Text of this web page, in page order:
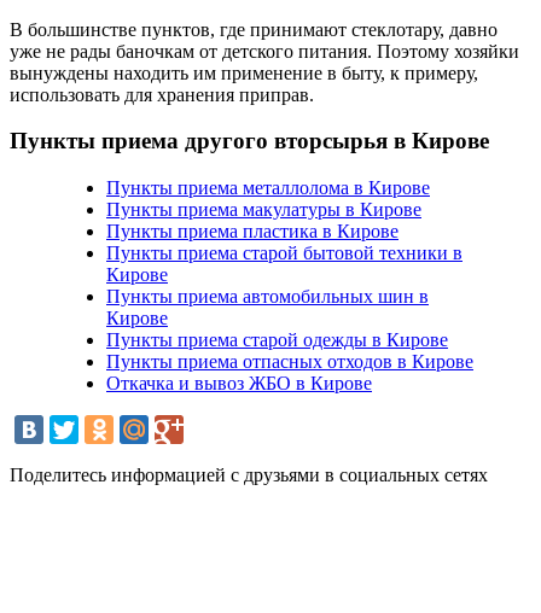
В большинстве пунктов, где принимают стеклотару, давно
уже не рады баночкам от детского питания. Поэтому хозяйки
вынуждены находить им применение в быту, к примеру,
использовать для хранения приправ.
Пункты приема другого вторсырья в Кирове
Пункты приема металлолома в Кирове
Пункты приема макулатуры в Кирове
Пункты приема пластика в Кирове
Пункты приема старой бытовой техники в
Кирове
Пункты приема автомобильных шин в
Кирове
Пункты приема старой одежды в Кирове
Пункты приема отпасных отходов в Кирове
Откачка и вывоз ЖБО в Кирове
Поделитесь информацией с друзьями в социальных сетях